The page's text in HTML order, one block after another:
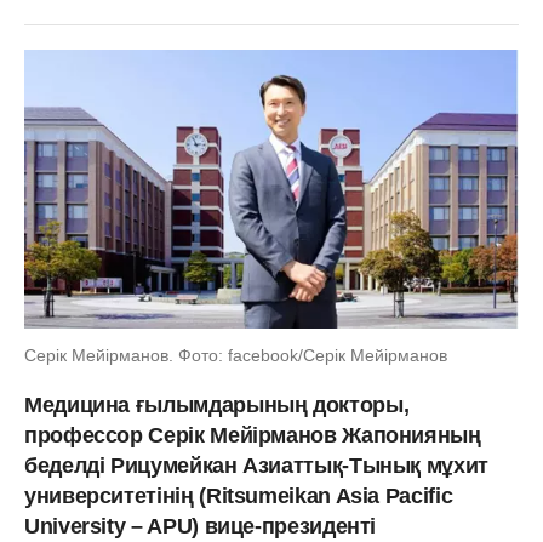
Серік Мейірманов. Фото: facebook/Серік Мейірманов
Медицина ғылымдарының докторы,
профессор Серік Мейірманов Жапонияның
беделді Рицумейкан Азиаттық-Тынық мұхит
университетінің (Ritsumeikan Asia Pacific
University – APU) вице-президенті